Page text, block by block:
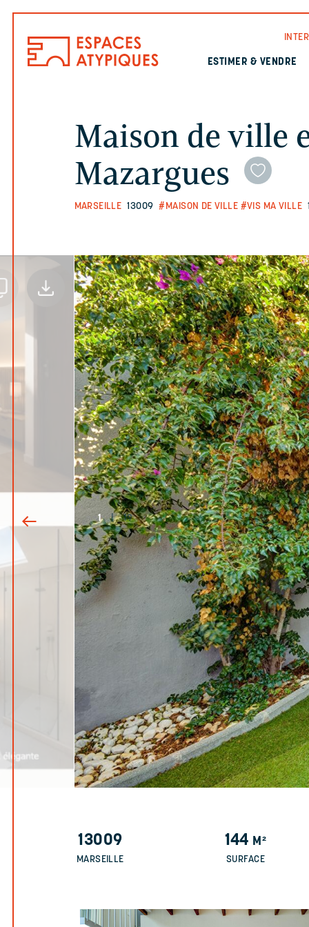
ESTIMER & VENDRE
Maison de ville
Mazargues
MARSEILLE 13009 #MAISON DE VILLE #VIS MA VILLE
1 | 19
13009
MARSEILLE
144 M²
SURFACE